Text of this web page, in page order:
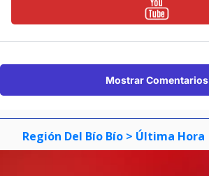
Mostrar Comentarios
Región Del Bío Bío > Última Hora